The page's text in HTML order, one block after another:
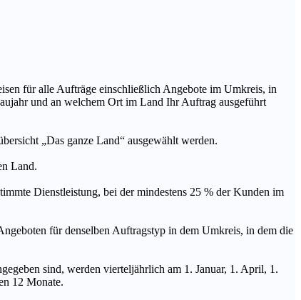
für alle Aufträge einschließlich Angebote im Umkreis, in
und an welchem Ort im Land Ihr Auftrag ausgeführt
„Das ganze Land“ ausgewählt werden.
Land.
Dienstleistung, bei der mindestens 25 % der Kunden im
für denselben Auftragstyp in dem Umkreis, in dem die
sind, werden vierteljährlich am 1. Januar, 1. April, 1.
12 Monate.